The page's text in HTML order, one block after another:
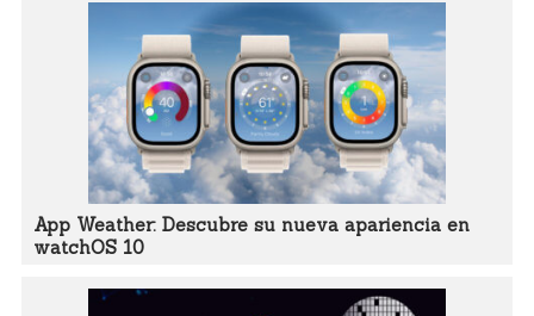
App Weather: Descubre su nueva apariencia en
watchOS 10